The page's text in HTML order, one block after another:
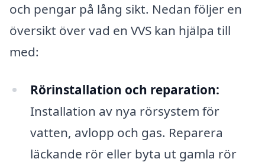
och pengar på lång sikt. Nedan följer en
översikt över vad en VVS kan hjälpa till
med:
Rörinstallation och reparation:
Installation av nya rörsystem för
vatten, avlopp och gas. Reparera
läckande rör eller byta ut gamla rör